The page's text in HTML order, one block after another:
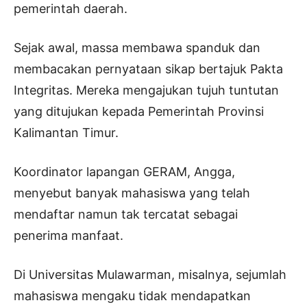
pemerintah daerah.
Sejak awal, massa membawa spanduk dan
membacakan pernyataan sikap bertajuk Pakta
Integritas. Mereka mengajukan tujuh tuntutan
yang ditujukan kepada Pemerintah Provinsi
Kalimantan Timur.
Koordinator lapangan GERAM, Angga,
menyebut banyak mahasiswa yang telah
mendaftar namun tak tercatat sebagai
penerima manfaat.
Di Universitas Mulawarman, misalnya, sejumlah
mahasiswa mengaku tidak mendapatkan